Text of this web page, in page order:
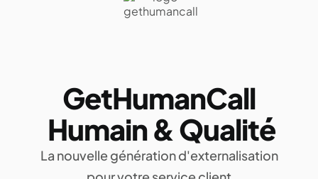
GetHumanCall
Humain & Qualité
La nouvelle génération d'externalisation